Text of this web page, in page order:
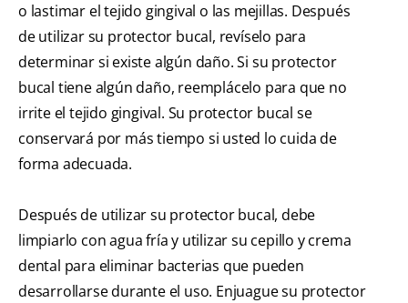
o lastimar el tejido gingival o las mejillas. Después
de utilizar su protector bucal, revíselo para
determinar si existe algún daño. Si su protector
bucal tiene algún daño, reemplácelo para que no
irrite el tejido gingival. Su protector bucal se
conservará por más tiempo si usted lo cuida de
forma adecuada.
Después de utilizar su protector bucal, debe
limpiarlo con agua fría y utilizar su cepillo y crema
dental para eliminar bacterias que pueden
desarrollarse durante el uso. Enjuague su protector